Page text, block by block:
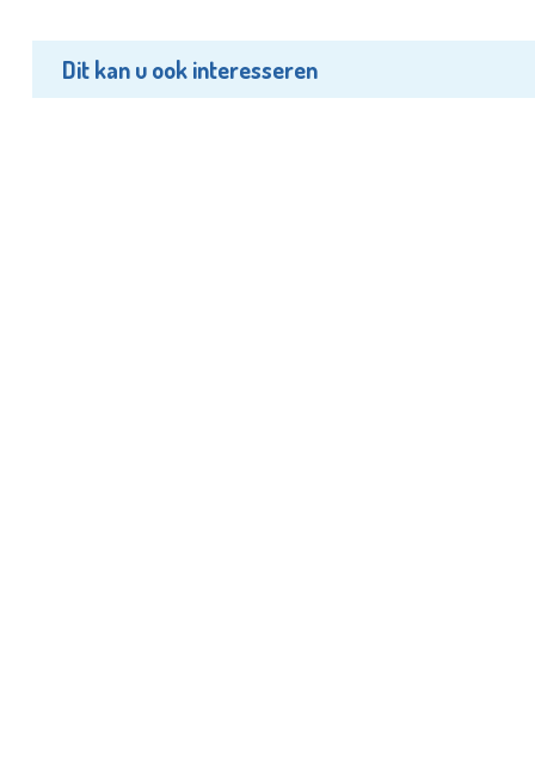
Dit kan u ook interesseren